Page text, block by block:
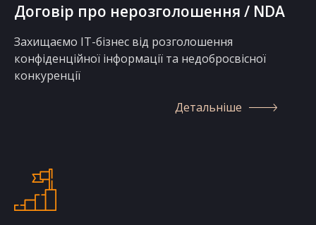
Договір про нерозголошення / NDA
Захищаємо IT-бізнес від розголошення
конфіденційної інформації та недобросвісної
конкуренції
Детальніше